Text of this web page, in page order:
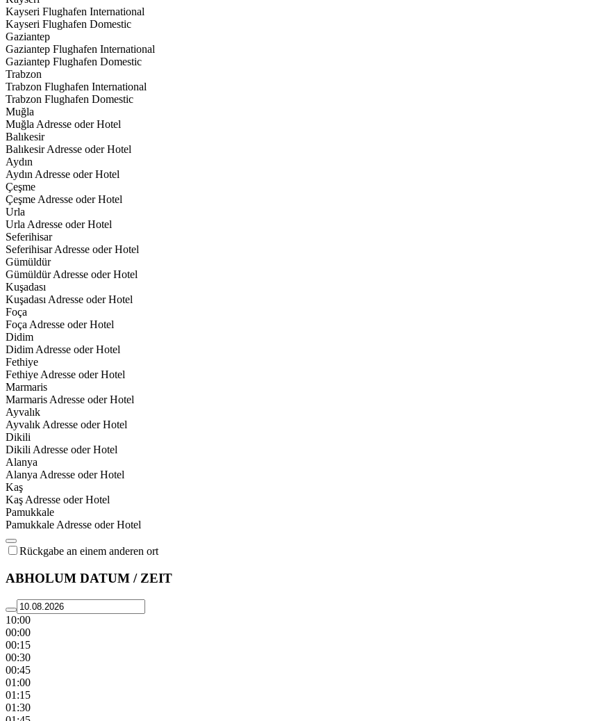
Kayseri Flughafen International
Kayseri Flughafen Domestic
Gaziantep
Gaziantep Flughafen International
Gaziantep Flughafen Domestic
Trabzon
Trabzon Flughafen International
Trabzon Flughafen Domestic
Muğla
Muğla Adresse oder Hotel
Balıkesir
Balıkesir Adresse oder Hotel
Aydın
Aydın Adresse oder Hotel
Çeşme
Çeşme Adresse oder Hotel
Urla
Urla Adresse oder Hotel
Seferihisar
Seferihisar Adresse oder Hotel
Gümüldür
Gümüldür Adresse oder Hotel
Kuşadası
Kuşadası Adresse oder Hotel
Foça
Foça Adresse oder Hotel
Didim
Didim Adresse oder Hotel
Fethiye
Fethiye Adresse oder Hotel
Marmaris
Marmaris Adresse oder Hotel
Ayvalık
Ayvalık Adresse oder Hotel
Dikili
Dikili Adresse oder Hotel
Alanya
Alanya Adresse oder Hotel
Kaş
Kaş Adresse oder Hotel
Pamukkale
Pamukkale Adresse oder Hotel
Rückgabe an einem anderen ort
ABHOLUM DATUM / ZEIT
10:00
00:00
00:15
00:30
00:45
01:00
01:15
01:30